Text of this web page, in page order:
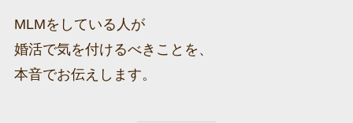
MLMをしている人が
婚活で気を付けるべきことを、
本音でお伝えします。